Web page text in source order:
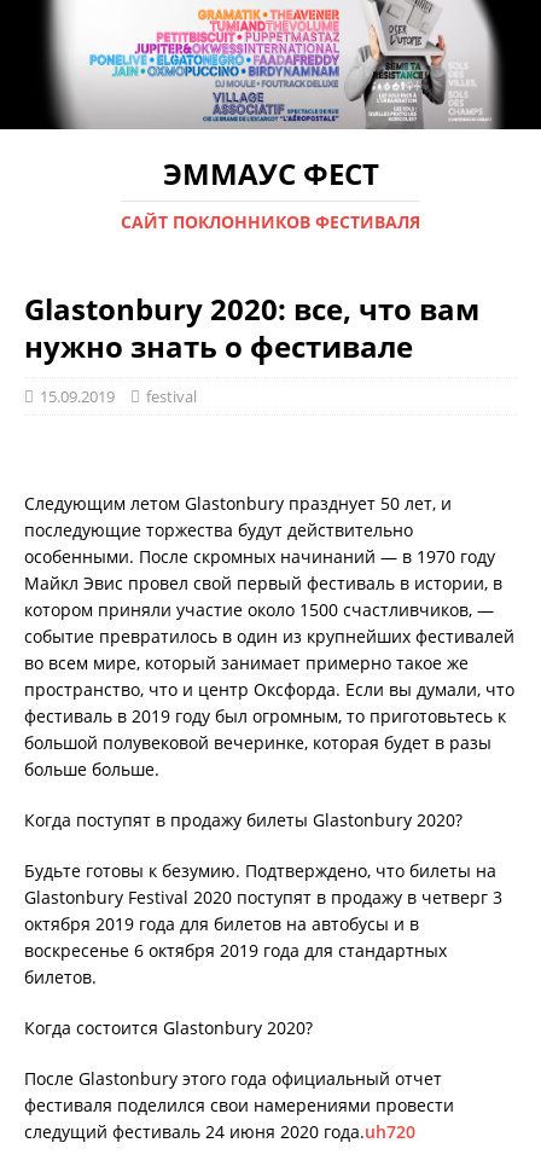
ЭММАУС ФЕСТ
САЙТ ПОКЛОННИКОВ ФЕСТИВАЛЯ
Glastonbury 2020: все, что вам
нужно знать о фестивале
15.09.2019 festival
Следующим летом Glastonbury празднует 50 лет, и
последующие торжества будут действительно
особенными. После скромных начинаний — в 1970 году
Майкл Эвис провел свой первый фестиваль в истории, в
котором приняли участие около 1500 счастливчиков, —
событие превратилось в один из крупнейших фестивалей
во всем мире, который занимает примерно такое же
пространство, что и центр Оксфорда. Если вы думали, что
фестиваль в 2019 году был огромным, то приготовьтесь к
большой полувековой вечеринке, которая будет в разы
больше больше.
Когда поступят в продажу билеты Glastonbury 2020?
Будьте готовы к безумию. Подтверждено, что билеты на
Glastonbury Festival 2020 поступят в продажу в четверг 3
октября 2019 года для билетов на автобусы и в
воскресенье 6 октября 2019 года для стандартных
билетов.
Когда состоится Glastonbury 2020?
После Glastonbury этого года официальный отчет
фестиваля поделился свои намерениями провести
следущий фестиваль 24 июня 2020 года.uh720